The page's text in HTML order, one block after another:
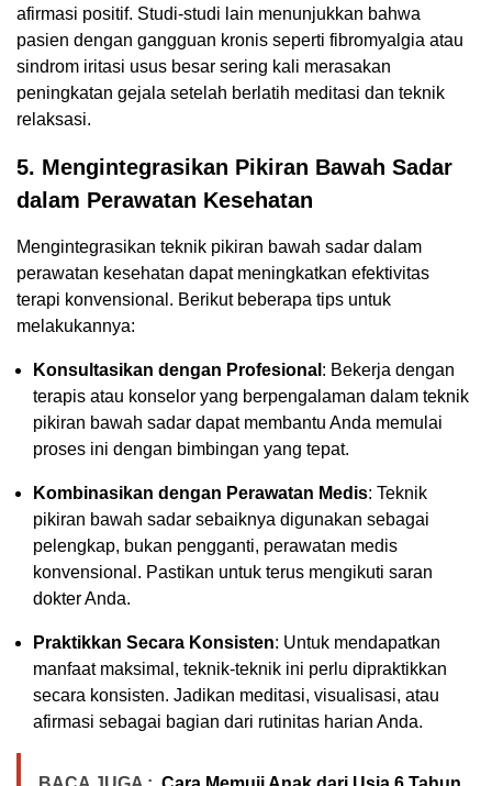
afirmasi positif. Studi-studi lain menunjukkan bahwa
pasien dengan gangguan kronis seperti fibromyalgia atau
sindrom iritasi usus besar sering kali merasakan
peningkatan gejala setelah berlatih meditasi dan teknik
relaksasi.
5. Mengintegrasikan Pikiran Bawah Sadar
dalam Perawatan Kesehatan
Mengintegrasikan teknik pikiran bawah sadar dalam
perawatan kesehatan dapat meningkatkan efektivitas
terapi konvensional. Berikut beberapa tips untuk
melakukannya:
Konsultasikan dengan Profesional : Bekerja dengan
terapis atau konselor yang berpengalaman dalam teknik
pikiran bawah sadar dapat membantu Anda memulai
proses ini dengan bimbingan yang tepat.
Kombinasikan dengan Perawatan Medis: Teknik
pikiran bawah sadar sebaiknya digunakan sebagai
pelengkap, bukan pengganti, perawatan medis
konvensional. Pastikan untuk terus mengikuti saran
dokter Anda.
Praktikkan Secara Konsisten: Untuk mendapatkan
manfaat maksimal, teknik-teknik ini perlu dipraktikkan
secara konsisten. Jadikan meditasi, visualisasi, atau
afirmasi sebagai bagian dari rutinitas harian Anda.